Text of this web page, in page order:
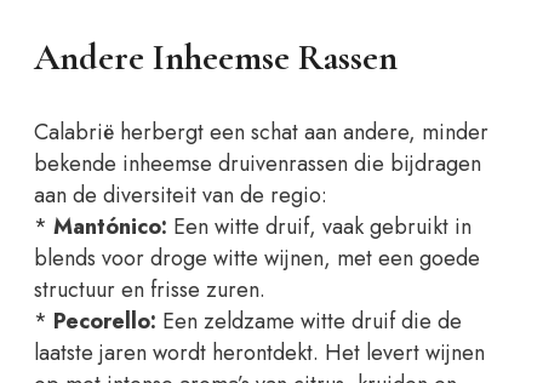
Andere Inheemse Rassen
Calabrië herbergt een schat aan andere, minder
bekende inheemse druivenrassen die bijdragen
aan de diversiteit van de regio:
* Mantónico: Een witte druif, vaak gebruikt in
blends voor droge witte wijnen, met een goede
structuur en frisse zuren.
* Pecorello: Een zeldzame witte druif die de
laatste jaren wordt herontdekt. Het levert wijnen